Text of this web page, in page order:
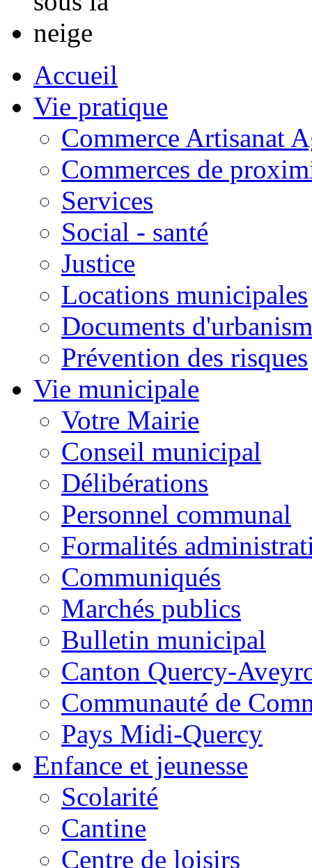
Accueil
Vie pratique
Commerce Artisanat
Commerces de
Services
Social - santé
Justice
Locations municipales
Documents
Prévention des risques
Vie municipale
Votre Mairie
Conseil municipal
Délibérations
Personnel communal
Formalités
Communiqués
Marchés publics
Bulletin municipal
Canton Quercy-
Communauté de
Pays Midi-Quercy
Enfance et jeunesse
Scolarité
Cantine
Centre de loisirs